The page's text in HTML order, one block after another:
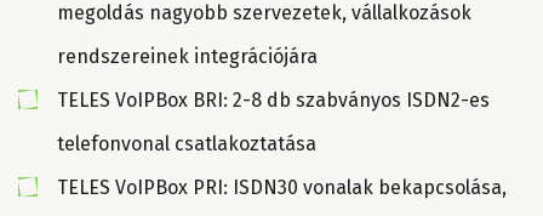
megoldás nagyobb szervezetek, vállalkozások
rendszereinek integrációjára
TELES VoIPBox BRI: 2-8 db szabványos ISDN2-es
telefonvonal csatlakoztatása
TELES VoIPBox PRI: ISDN30 vonalak bekapcsolása,